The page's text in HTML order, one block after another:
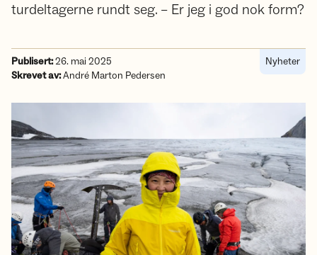
turdeltagerne rundt seg. – Er jeg i god nok form?
Publisert:26. mai 2025
Skrevet av:André Marton Pedersen
Nyheter